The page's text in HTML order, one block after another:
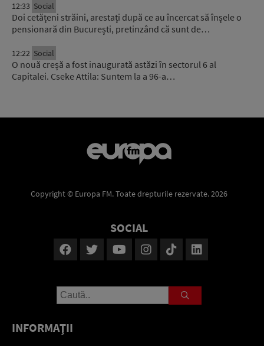
12:33 Social
Doi cetățeni străini, arestați după ce au încercat să înșele o
pensionară din București, pretinzând că sunt de…
12:22 Social
O nouă creșă a fost inaugurată astăzi în sectorul 6 al
Capitalei. Cseke Attila: Suntem la a 96-a…
Copyright © Europa FM. Toate drepturile rezervate. 2026
SOCIAL
INFORMAŢII